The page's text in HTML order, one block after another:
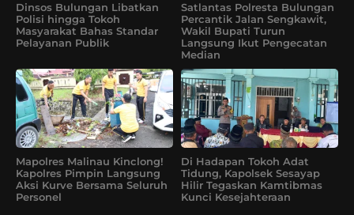
Dinsos Bulungan Libatkan
Polisi hingga Tokoh
Masyarakat Bahas Standar
Pelayanan Publik
Satlantas Polresta Bulungan
Percantik Jalan Sengkawit,
Wakil Bupati Turun
Langsung Ikut Pengecatan
Median
Mapolres Malinau Kinclong!
Kapolres Pimpin Langsung
Aksi Kurve Bersama Seluruh
Personel
Di Hadapan Tokoh Adat
Tidung, Kapolsek Sesayap
Hilir Tegaskan Kamtibmas
Kunci Kesejahteraan